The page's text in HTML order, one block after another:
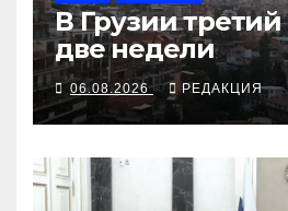
В Грузии третий
две недели
06.08.2026 РЕДАКЦИЯ